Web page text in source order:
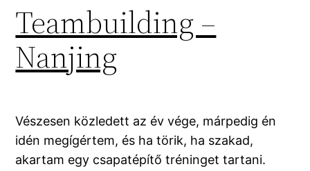
Teambuilding –
Nanjing
Vészesen közledett az év vége, márpedig én
idén megígértem, és ha törik, ha szakad,
akartam egy csapatépítő tréninget tartani.